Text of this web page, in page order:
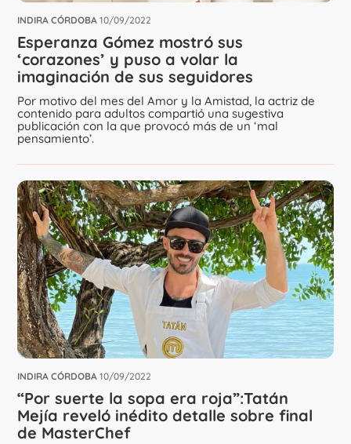
INDIRA CÓRDOBA 10/09/2022
Esperanza Gómez mostró sus
‘corazones’ y puso a volar la
imaginación de sus seguidores
Por motivo del mes del Amor y la Amistad, la actriz de
contenido para adultos compartió una sugestiva
publicación con la que provocó más de un ‘mal
pensamiento’.
INDIRA CÓRDOBA 10/09/2022
“Por suerte la sopa era roja”:Tatán
Mejía reveló inédito detalle sobre final
de MasterChef